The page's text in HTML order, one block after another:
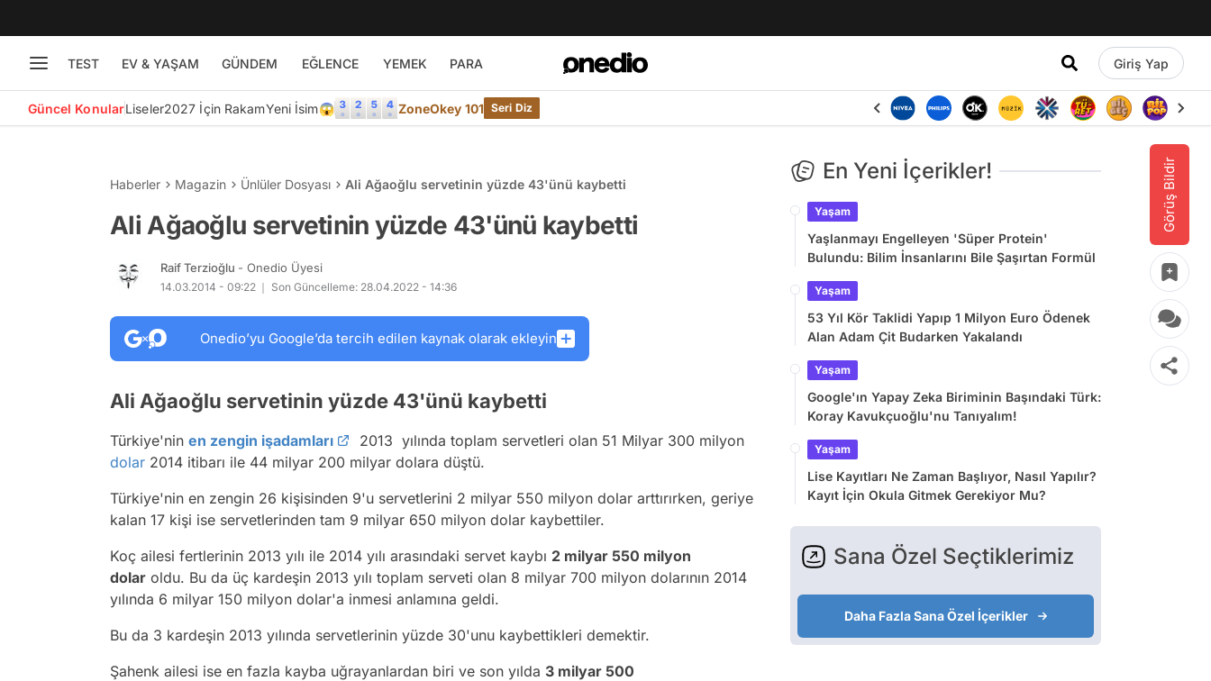
TEST EV & YAŞAM GÜNDEM EĞLENCE YEMEK PARA Giriş Yap
Güncel KonularLiseler2027 İçin RakamYeni İsim😱 ZoneOkey 101 Seri Diz
Görüş Bildir
Haberler Magazin Ünlüler Dosyası Ali Ağaoğlu servetinin yüzde 43'ünü kaybetti
Ali Ağaoğlu servetinin yüzde 43'ünü kaybetti
Raif Terzioğlu - Onedio Üyesi
14.03.2014 - 09:22 Son Güncelleme: 28.04.2022 - 14:36
Onedio’yu Google’da tercih edilen kaynak olarak ekleyin
Ali Ağaoğlu servetinin yüzde 43'ünü kaybetti
Türkiye'nin en zengin işadamları
2013 yılında toplam servetleri olan 51 Milyar 300 milyon
dolar 2014 itibarı ile 44 milyar 200 milyar dolara düştü.
Türkiye'nin en zengin 26 kişisinden 9'u servetlerini 2 milyar 550 milyon dolar arttırırken, geriye
kalan 17 kişi ise servetlerinden tam 9 milyar 650 milyon dolar kaybettiler.
Koç ailesi fertlerinin 2013 yılı ile 2014 yılı arasındaki servet kaybı 2 milyar 550 milyon
dolar oldu. Bu da üç kardeşin 2013 yılı toplam serveti olan 8 milyar 700 milyon dolarının 2014
yılında 6 milyar 150 milyon dolar'a inmesi anlamına geldi.
Bu da 3 kardeşin 2013 yılında servetlerinin yüzde 30'unu kaybettikleri demektir.
Şahenk ailesi ise en fazla kayba uğrayanlardan biri ve son yılda 3 milyar 500
En Yeni İçerikler!
Yaşam
Yaşlanmayı Engelleyen 'Süper Protein'
Bulundu: Bilim İnsanlarını Bile Şaşırtan Formül
Yaşam
53 Yıl Kör Taklidi Yapıp 1 Milyon Euro Ödenek
Alan Adam Çit Budarken Yakalandı
Yaşam
Google'ın Yapay Zeka Biriminin Başındaki Türk:
Koray Kavukçuoğlu'nu Tanıyalım!
Yaşam
Lise Kayıtları Ne Zaman Başlıyor, Nasıl Yapılır?
Kayıt İçin Okula Gitmek Gerekiyor Mu?
Sana Özel Seçtiklerimiz
Daha Fazla Sana Özel İçerikler